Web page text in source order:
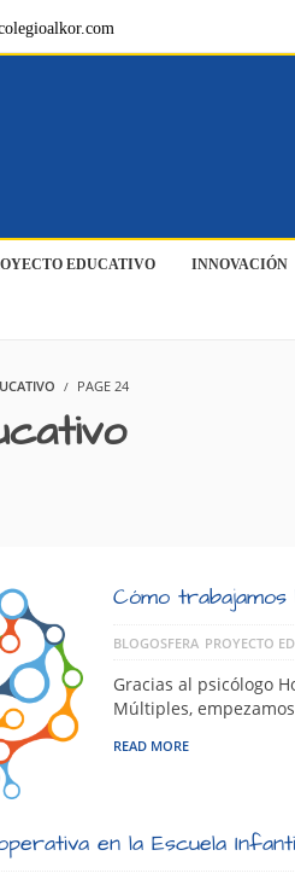
EDUCATIVO INNOVACIÓN
PAGE 24
Cómo trabajamos
BLOGOSFERA PROYECTO
Gracias al psicólogo
Múltiples,
READ MORE
en la Escuela